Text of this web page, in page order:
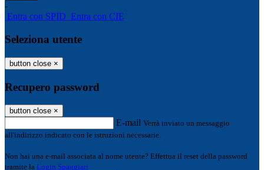
-
Entra con SPID Entra con CIE
Seleziona utente
button close ×
Recupero password
button close ×
E-mail Verrà inviato un messaggio
all'indirizzo indicato con le istruzioni necessarie.
Non hai una e-mail associata al nome utente? Effettua il reset della password
tramite la Login Spaggiari